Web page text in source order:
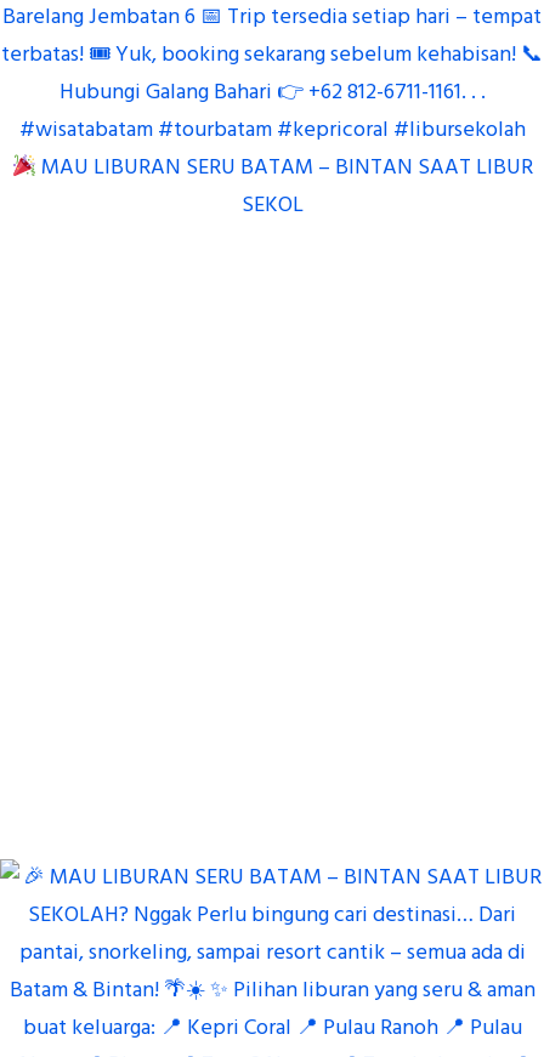
MAU LIBURAN SERU BATAM – BINTAN SAAT LIBUR
SEKOL